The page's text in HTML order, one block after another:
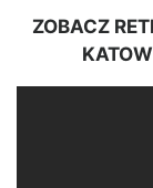
ZOBACZ